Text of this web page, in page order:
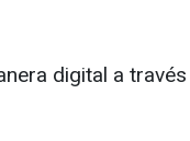
digital a